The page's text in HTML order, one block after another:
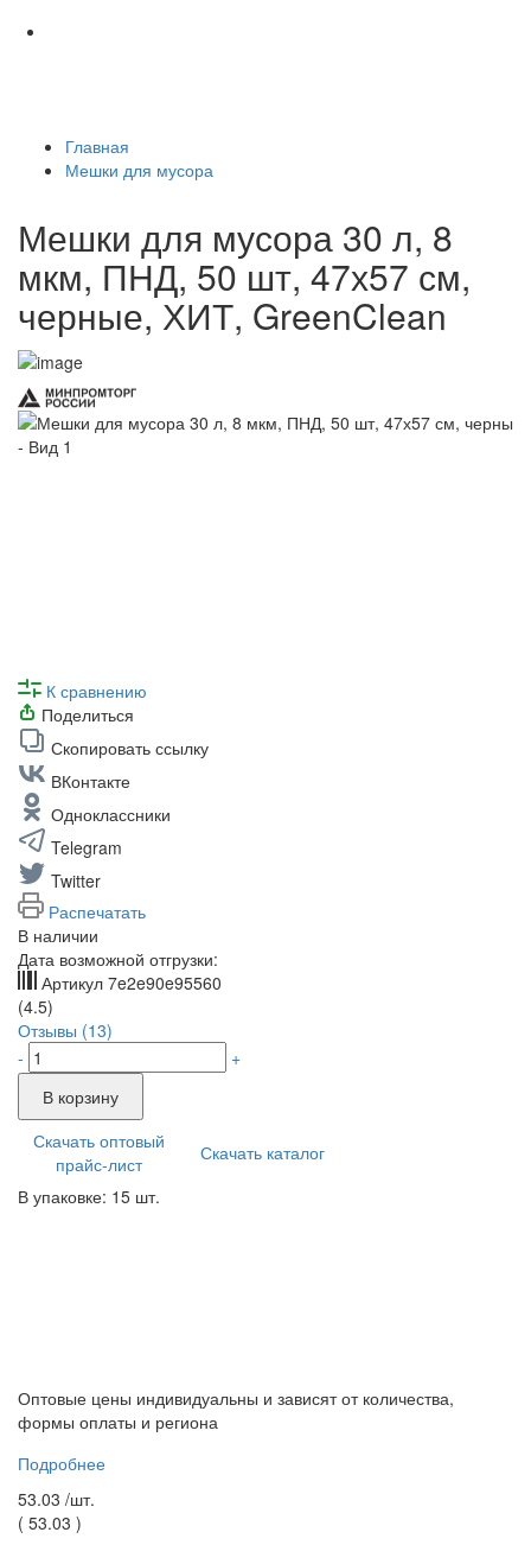
Главная
Мешки для мусора
Мешки для мусора 30 л, 8
мкм, ПНД, 50 шт, 47х57 см,
черные, ХИТ, GreenClean
К сравнению
Поделиться
Скопировать ссылку
ВКонтакте
Одноклассники
Telegram
Twitter
Распечатать
В наличии
Дата возможной отгрузки:
Артикул 7e2e90e95560
(4.5)
Отзывы (13)
-
+
В корзину
Скачать оптовый
прайс-лист
Скачать каталог
В упаковке: 15 шт.
Оптовые цены индивидуальны и зависят от количества,
формы оплаты и региона
Подробнее
53.03 /шт.
( 53.03 )